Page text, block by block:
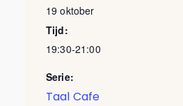
19 oktober
Tijd:
19:30-21:00
Serie:
Taal Cafe